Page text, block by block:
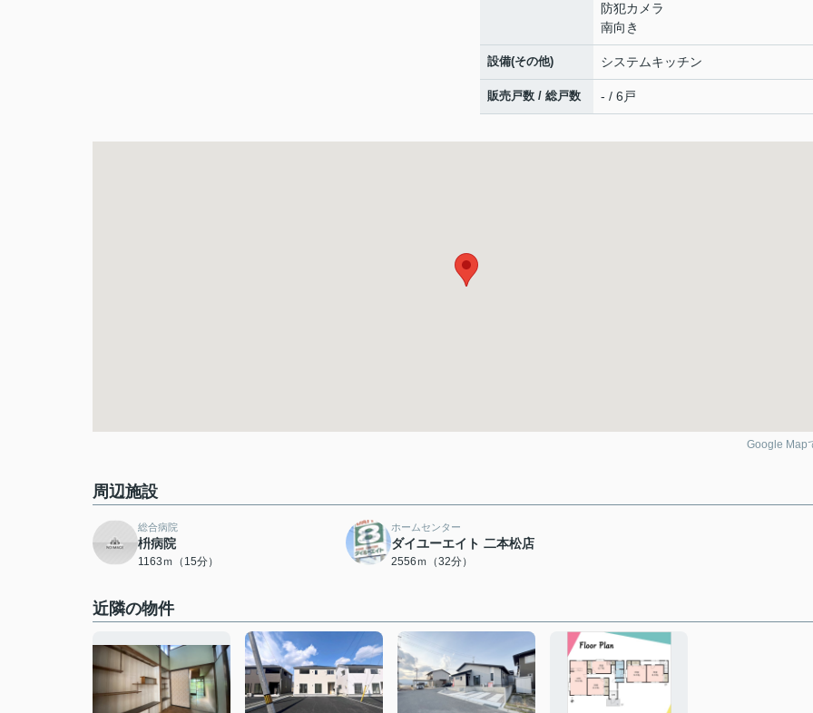
防犯カメラ
南向き
設備(その他) システムキッチン
販売戸数 / 総戸数 - / 6戸
Google Map
周辺施設
総合病院
枡病院
1163ｍ（15分）
ホームセンター
ダイユーエイト 二本松店
2556ｍ（32分）
近隣の物件